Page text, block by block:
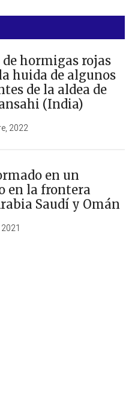
de hormigas rojas
huida de algunos
de la aldea de
(India)
2022
en un
en la frontera
Saudí y Omán